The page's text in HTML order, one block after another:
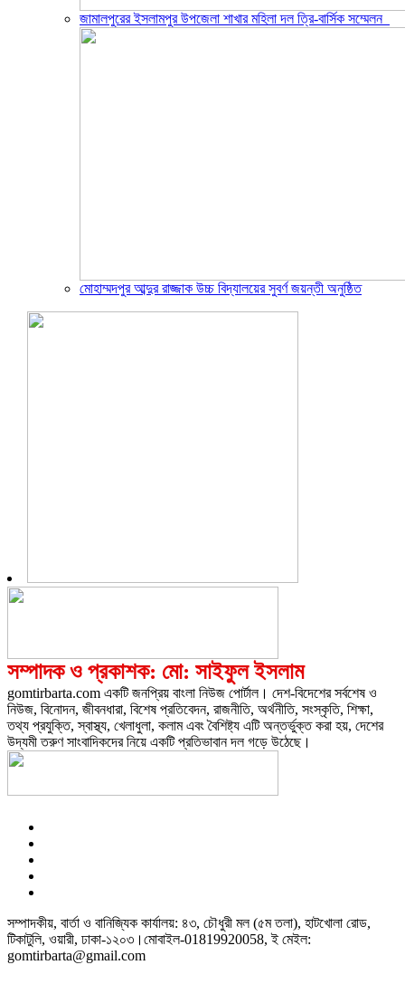
জামালপুরের ইসলামপুর উপজেলা শাখার মহিলা দল ত্রি-বার্সিক সম্মেলন
মোহাম্মদপুর আব্দুর রাজ্জাক উচ্চ বিদ্যালয়ের সুবর্ণ জয়ন্তী অনুষ্ঠিত
সম্পাদক ও প্রকাশক: মো: সাইফুল ইসলাম
gomtirbarta.com একটি জনপ্রিয় বাংলা নিউজ পোর্টাল। দেশ-বিদেশের সর্বশেষ ও
নিউজ, বিনোদন, জীবনধারা, বিশেষ প্রতিবেদন, রাজনীতি, অর্থনীতি, সংস্কৃতি, শিক্ষা,
তথ্য প্রযুক্তি, স্বাস্থ্য, খেলাধুলা, কলাম এবং বৈশিষ্ট্য এটি অন্তর্ভুক্ত করা হয়, দেশের
উদ্যমী তরুণ সাংবাদিকদের নিয়ে একটি প্রতিভাবান দল গড়ে উঠেছে।
সম্পাদকীয়, বার্তা ও বানিজ্যিক কার্যালয়: ৪৩, চৌধুরী মল (৫ম তলা), হাটখোলা রোড,
টিকাটুলি, ওয়ারী, ঢাকা-১২০৩।মোবাইল-01819920058, ই মেইল:
gomtirbarta@gmail.com